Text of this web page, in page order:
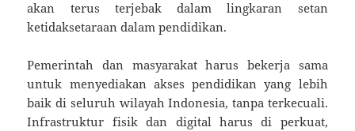
akan terus terjebak dalam lingkaran setan
ketidaksetaraan dalam pendidikan.
Pemerintah dan masyarakat harus bekerja sama
untuk menyediakan akses pendidikan yang lebih
baik di seluruh wilayah Indonesia, tanpa terkecuali.
Infrastruktur fisik dan digital harus di perkuat,